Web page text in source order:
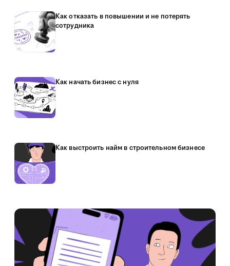
Как отказать в повышении и не потерять
сотрудника
Как начать бизнес с нуля
Как выстроить найм в строительном бизнесе